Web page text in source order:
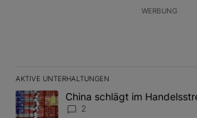
WERBUNG
AKTIVE UNTERHALTUNGEN
Das Folgende ist eine Liste der am
Ein Trendartikel mit dem Titel "China
China schlägt im
2